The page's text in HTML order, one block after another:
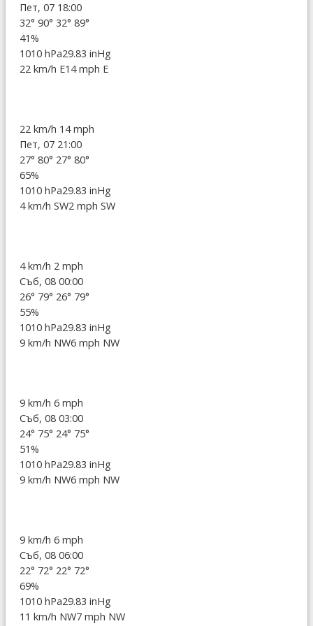
Пет, 07 18:00
32° 90° 32° 89°
41%
1010 hPa29.83 inHg
22 km/h E14 mph E
22 km/h 14 mph
Пет, 07 21:00
27° 80° 27° 80°
65%
1010 hPa29.83 inHg
4 km/h SW2 mph SW
4 km/h 2 mph
Съб, 08 00:00
26° 79° 26° 79°
55%
1010 hPa29.83 inHg
9 km/h NW6 mph NW
9 km/h 6 mph
Съб, 08 03:00
24° 75° 24° 75°
51%
1010 hPa29.83 inHg
9 km/h NW6 mph NW
9 km/h 6 mph
Съб, 08 06:00
22° 72° 22° 72°
69%
1010 hPa29.83 inHg
11 km/h NW7 mph NW